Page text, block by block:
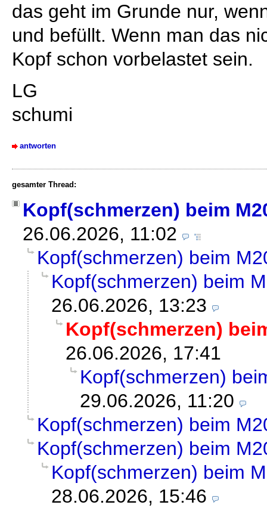
das geht im Grunde nur,
und befüllt. Wenn man das
Kopf schon vorbelastet sein.
LG
schumi
antworten
gesamter Thread:
Kopf(schmerzen) beim
26.06.2026, 11:02
Kopf(schmerzen) beim
Kopf(schmerzen) beim
26.06.2026, 13:23
Kopf(schmerzen)
26.06.2026, 17:41
Kopf(schmerzen)
29.06.2026, 11:20
Kopf(schmerzen) beim
Kopf(schmerzen) beim
Kopf(schmerzen) beim
28.06.2026, 15:46